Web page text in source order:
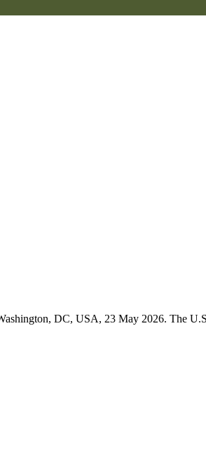
DC, USA, 23 May 2026. The